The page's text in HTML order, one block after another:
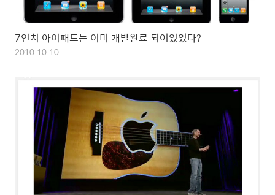
7인치 아이패드는 이미 개발완료 되어있었다?
2010.10.10